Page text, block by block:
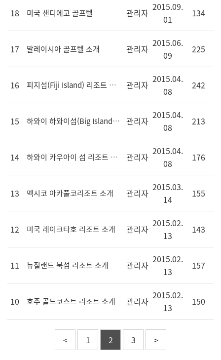
18 미국 샌디에고 골프텔 관리자
2015.09.
01
134
17 말레이시아 골프텔 소개 관리자
2015.06.
09
225
16 피지섬(Fiji Island) 리조트 소개 관리자
2015.04.
08
242
15 하와이 하와이섬(Big Island) 리조트 소개 관리자
2015.04.
08
213
14 하와이 카우아이 섬 리조트 소개 관리자
2015.04.
08
176
13 멕시코 아카풀코리조트 소개 관리자
2015.03.
14
155
12 미국 레이크타호 리조트 소개 관리자
2015.02.
13
143
11 뉴질랜드 북섬 리조트 소개 관리자
2015.02.
13
157
10 호주 골드코스트 리조트 소개 관리자
2015.02.
13
150
< 1 2 3 >